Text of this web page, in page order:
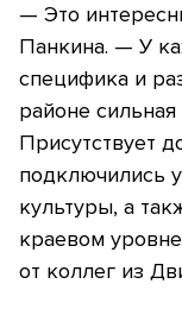
— Это
Панкина. — У
специфика и
районе
Присутствует
подключились
культуры, а
краевом
от коллег из